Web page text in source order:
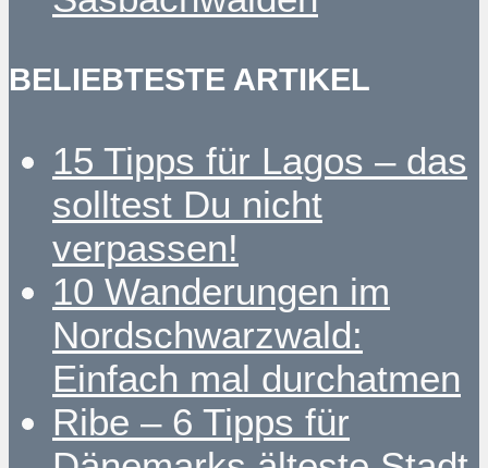
BELIEBTESTE ARTIKEL
15 Tipps für Lagos – das
solltest Du nicht
verpassen!
10 Wanderungen im
Nordschwarzwald:
Einfach mal durchatmen
Ribe – 6 Tipps für